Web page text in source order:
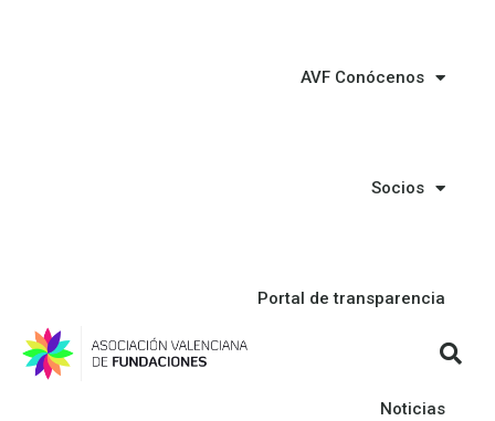
AVF Conócenos
Socios
Portal de transparencia
Noticias